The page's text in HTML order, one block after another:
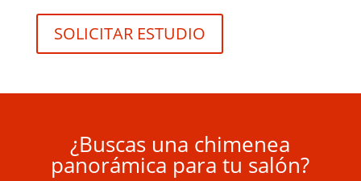
SOLICITAR ESTUDIO
¿Buscas una chimenea
panorámica para tu salón?